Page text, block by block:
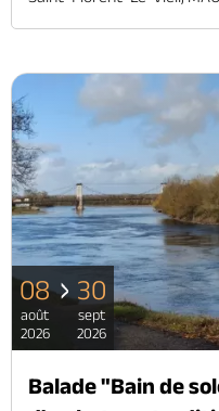
08
août
2026
30
sept
2026
Balade "Bain de